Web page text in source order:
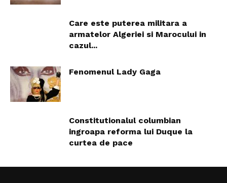
Care este puterea militara a
armatelor Algeriei si Marocului in
cazul...
Fenomenul Lady Gaga
Constitutionalul columbian
ingroapa reforma lui Duque la
curtea de pace